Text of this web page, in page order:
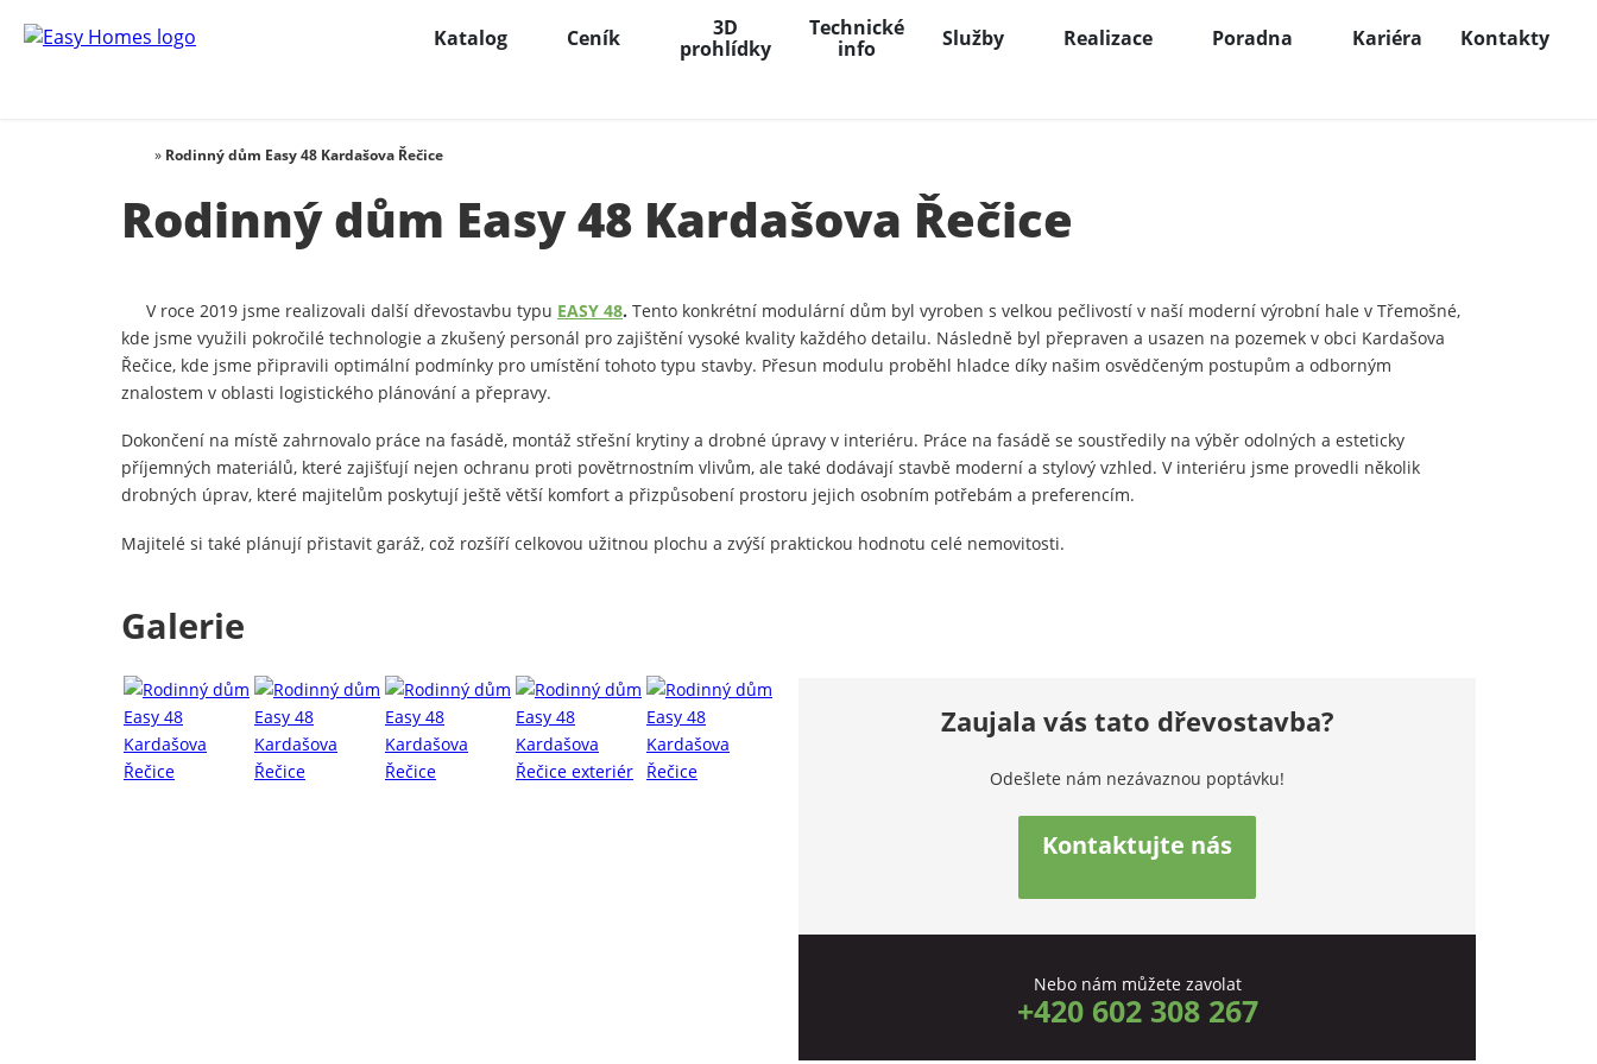
Katalog Ceník
3D
prohlídky
Technické
info
Služby Realizace Poradna Kariéra Kontakty
» Rodinný dům Easy 48 Kardašova Řečice
Rodinný dům Easy 48 Kardašova Řečice
V roce 2019 jsme realizovali další dřevostavbu typu EASY 48. Tento konkrétní modulární dům byl vyroben s velkou pečlivostí v naší moderní výrobní hale v Třemošné,
kde jsme využili pokročilé technologie a zkušený personál pro zajištění vysoké kvality každého detailu. Následně byl přepraven a usazen na pozemek v obci Kardašova
Řečice, kde jsme připravili optimální podmínky pro umístění tohoto typu stavby. Přesun modulu proběhl hladce díky našim osvědčeným postupům a odborným
znalostem v oblasti logistického plánování a přepravy.
Dokončení na místě zahrnovalo práce na fasádě, montáž střešní krytiny a drobné úpravy v interiéru. Práce na fasádě se soustředily na výběr odolných a esteticky
příjemných materiálů, které zajišťují nejen ochranu proti povětrnostním vlivům, ale také dodávají stavbě moderní a stylový vzhled. V interiéru jsme provedli několik
drobných úprav, které majitelům poskytují ještě větší komfort a přizpůsobení prostoru jejich osobním potřebám a preferencím.
Majitelé si také plánují přistavit garáž, což rozšíří celkovou užitnou plochu a zvýší praktickou hodnotu celé nemovitosti.
Galerie
Zaujala vás tato dřevostavba?
Odešlete nám nezávaznou poptávku!
Kontaktujte nás
Nebo nám můžete zavolat
+420 602 308 267